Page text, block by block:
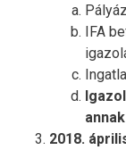
IFA
2018.